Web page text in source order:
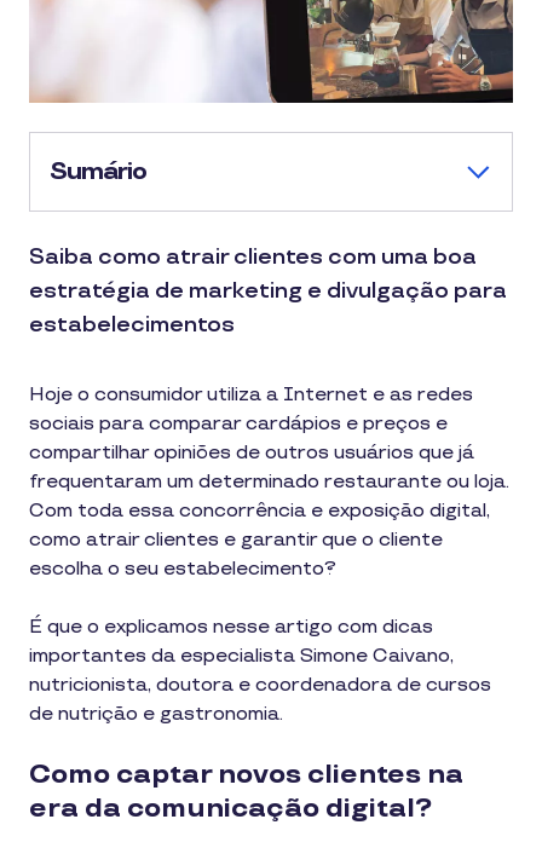
Sumário
Saiba como atrair clientes com uma boa
estratégia de marketing e divulgação para
estabelecimentos
Hoje o consumidor utiliza a Internet e as redes
sociais para comparar cardápios e preços e
compartilhar opiniões de outros usuários que já
frequentaram um determinado restaurante ou loja.
Com toda essa concorrência e exposição digital,
como atrair clientes e garantir que o cliente
escolha o seu estabelecimento?
É que o explicamos nesse artigo com dicas
importantes da especialista Simone Caivano,
nutricionista, doutora e coordenadora de cursos
de nutrição e gastronomia.
Como captar novos clientes na
era da comunicação digital?